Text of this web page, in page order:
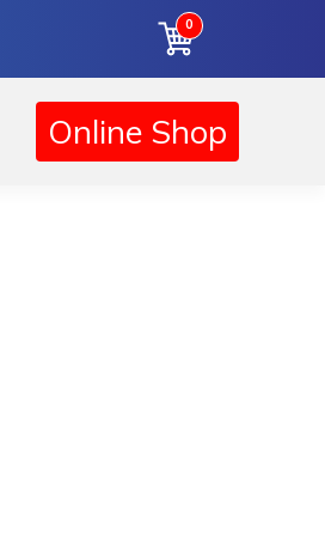
0
Online Shop